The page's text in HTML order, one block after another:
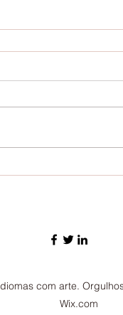
com arte.
Wix.com